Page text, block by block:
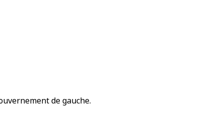
de gauche.